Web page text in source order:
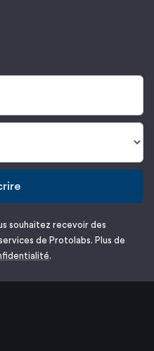
souhaitez recevoir des
de Protolabs. Plus de
.